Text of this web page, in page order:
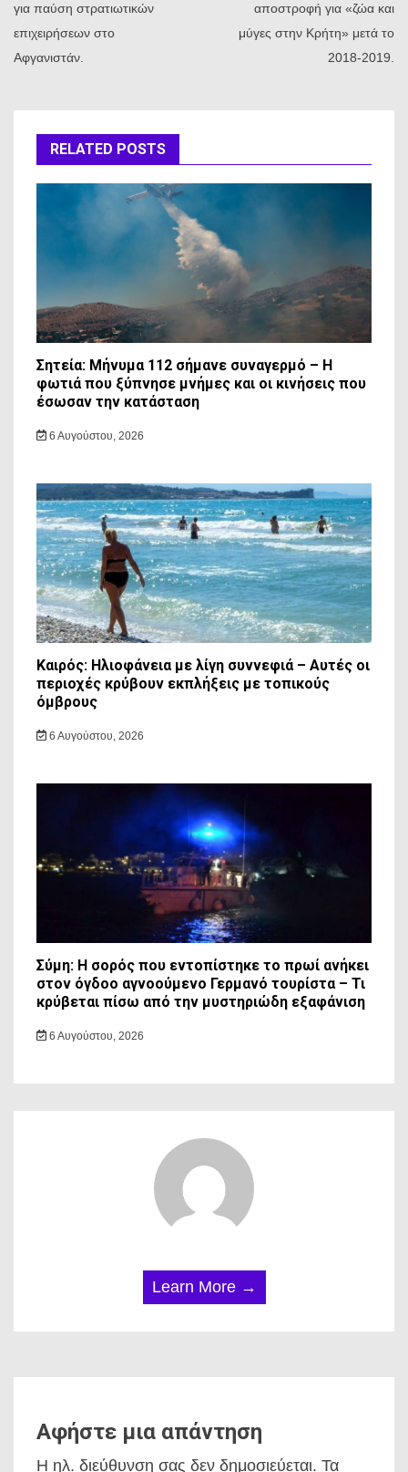
για παύση στρατιωτικών
επιχειρήσεων στο
Αφγανιστάν.
αποστροφή για «ζώα και
μύγες στην Κρήτη» μετά το
2018-2019.
RELATED POSTS
Σητεία: Μήνυμα 112 σήμανε συναγερμό – Η
φωτιά που ξύπνησε μνήμες και οι κινήσεις που
έσωσαν την κατάσταση
6 Αυγούστου, 2026
Καιρός: Ηλιοφάνεια με λίγη συννεφιά – Αυτές οι
περιοχές κρύβουν εκπλήξεις με τοπικούς
όμβρους
6 Αυγούστου, 2026
Σύμη: Η σορός που εντοπίστηκε το πρωί ανήκει
στον όγδοο αγνοούμενο Γερμανό τουρίστα – Τι
κρύβεται πίσω από την μυστηριώδη εξαφάνιση
6 Αυγούστου, 2026
Learn More →
Αφήστε μια απάντηση
Η ηλ. διεύθυνση σας δεν δημοσιεύεται. Τα